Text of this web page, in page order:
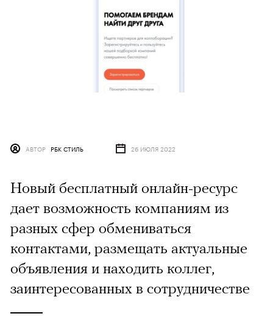
АВТОР РБК СТИЛЬ 26 ИЮЛЯ 2022
Новый бесплатный онлайн-ресурс
дает возможность компаниям из
разных сфер обмениваться
контактами, размещать актуальные
объявления и находить коллег,
заинтересованных в сотрудничестве